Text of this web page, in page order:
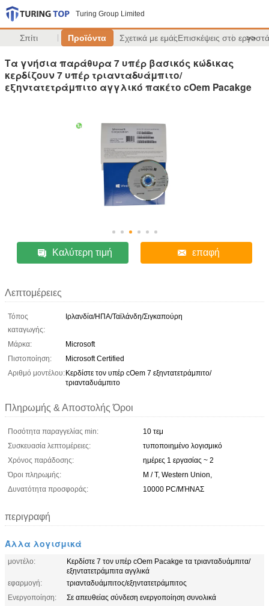
Turing Group Limited
Σπίτι Προϊόντα Σχετικά με εμάςΕπισκέψεις στο >>
Τα γνήσια παράθυρα 7 υπέρ βασικός κώδικας
κερδίζουν 7 υπέρ τριανταδυάμπιτο/
εξηντατετράμπιτο αγγλικό πακέτο cOem Pacakge
Καλύτερη τιμή επαφή
Λεπτομέρειες
Τόπος
καταγωγής:
Ιρλανδία/ΗΠΑ/Ταϊλάνδη/Σιγκαπούρη
Μάρκα:
Microsoft
Πιστοποίηση:
Microsoft Certified
Αριθμό μοντέλου:Κερδίστε τον υπέρ cOem 7 εξηντατετράμπιτο/
τριανταδυάμπιτο
Πληρωμής & Αποστολής Όροι
Ποσότητα παραγγελίας min:
10 τεμ
Συσκευασία λεπτομέρειες:
τυποποιημένο λογισμικό
Χρόνος παράδοσης:
ημέρες 1 εργασίας ~ 2
Όροι πληρωμής:
Μ / Τ, Western Union,
Δυνατότητα προσφοράς:
10000 PC/ΜΉΝΑΣ
περιγραφή
Άλλα λογισμικά
μοντέλο:
Κερδίστε 7 τον υπέρ cOem Pacakge τα τριανταδυάμπιτα/
εξηντατετράμπιτα αγγλικά
εφαρμογή:
τριανταδυάμπιτος/εξηντατετράμπιτος
Ενεργοποίηση:
Σε απευθείας σύνδεση ενεργοποίηση συνολικά